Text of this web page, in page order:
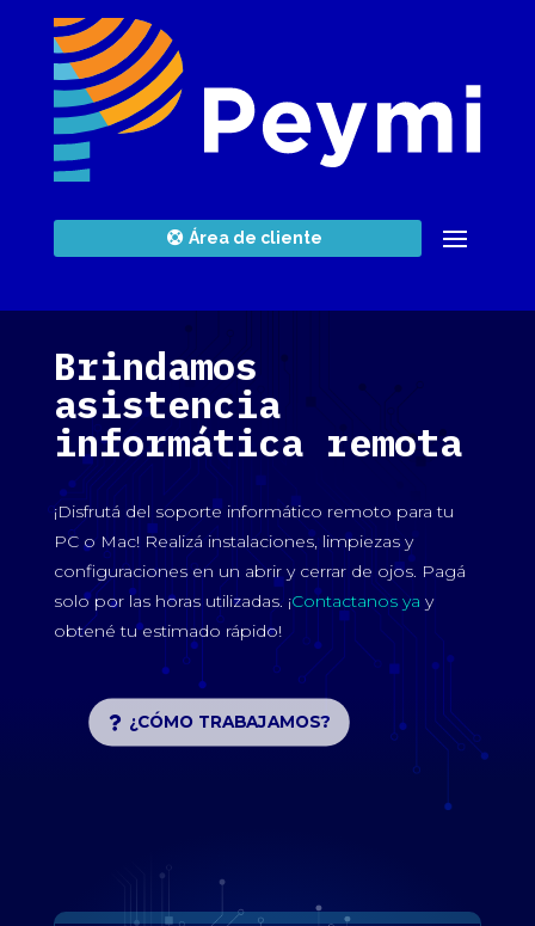
Área de cliente
Brindamos
asistencia
informática remota
¡Disfrutá del soporte informático remoto para tu
PC o Mac! Realizá instalaciones, limpiezas y
configuraciones en un abrir y cerrar de ojos. Pagá
solo por las horas utilizadas. ¡Contactanos ya y
obtené tu estimado rápido!
¿CÓMO TRABAJAMOS?